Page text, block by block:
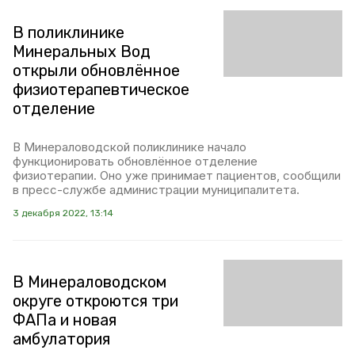
В поликлинике
Минеральных Вод
открыли обновлённое
физиотерапевтическое
отделение
В Минераловодской поликлинике начало
функционировать обновлённое отделение
физиотерапии. Оно уже принимает пациентов, сообщили
в пресс-службе администрации муниципалитета.
3 декабря 2022, 13:14
В Минераловодском
округе откроются три
ФАПа и новая
амбулатория